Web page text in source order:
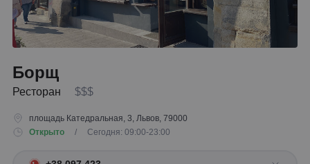
Борщ
Ресторан $$$
площадь Катедральная, 3, Львов, 79000
Открыто
/ Сегодня: 09:00-23:00